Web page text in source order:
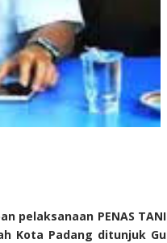
pelaksanaan PENAS TANI
Kota Padang ditunjuk